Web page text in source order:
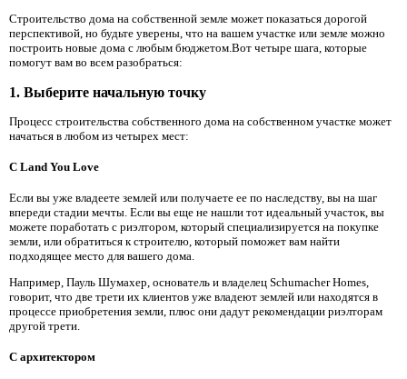
Строительство дома на собственной земле может показаться дорогой
перспективой, но будьте уверены, что на вашем участке или земле можно
построить новые дома с любым бюджетом.Вот четыре шага, которые
помогут вам во всем разобраться:
1. Выберите начальную точку
Процесс строительства собственного дома на собственном участке может
начаться в любом из четырех мест:
С Land You Love
Если вы уже владеете землей или получаете ее по наследству, вы на шаг
впереди стадии мечты. Если вы еще не нашли тот идеальный участок, вы
можете поработать с риэлтором, который специализируется на покупке
земли, или обратиться к строителю, который поможет вам найти
подходящее место для вашего дома.
Например, Пауль Шумахер, основатель и владелец Schumacher Homes,
говорит, что две трети их клиентов уже владеют землей или находятся в
процессе приобретения земли, плюс они дадут рекомендации риэлторам
другой трети.
С архитектором